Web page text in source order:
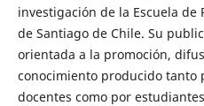
investigación de la Escuela
de Santiago de Chile. Su
orientada a la promoción,
conocimiento producido tanto
docentes como por